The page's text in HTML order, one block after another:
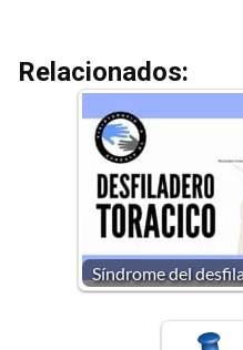
Relacionados:
Síndrome del